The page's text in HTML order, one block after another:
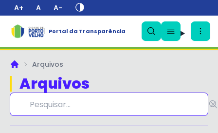
A+ A A-
Portal da Transparência
PrincipalArquivos
Arquivos
✕